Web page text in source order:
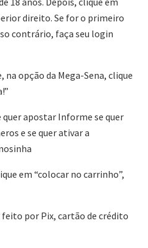
direito. Se for o primeiro
contrário, faça seu login
na opção da Mega-Sena, clique
quer apostar Informe se quer
e se quer ativar a
em “colocar no carrinho”,
por Pix, cartão de crédito